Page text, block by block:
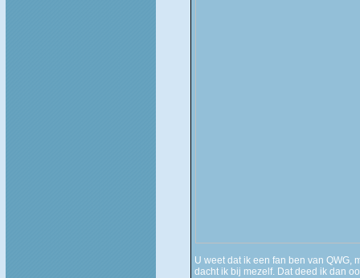
U weet dat ik een fan ben van QWG,
dacht ik bij mezelf. Dat deed ik dan